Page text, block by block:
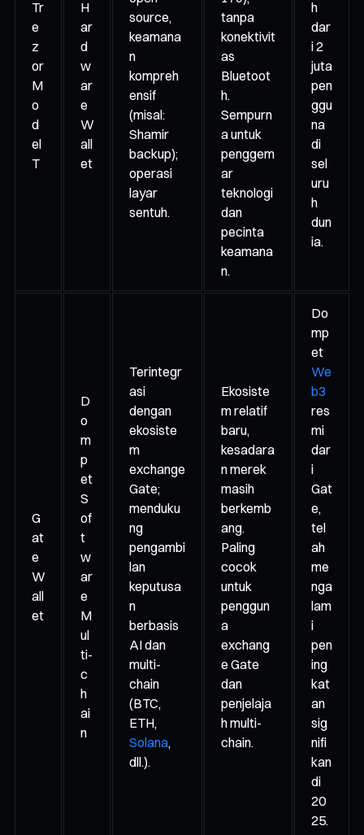
Tr
e
z
or
M
o
d
el
T
H
ar
d
w
ar
e
W
all
et
source,
keamana
n
kompreh
ensif
(misal:
Shamir
backup);
operasi
layar
sentuh.
tanpa
konektivit
as
Bluetoot
h.
Sempurn
a untuk
penggem
ar
teknologi
dan
pecinta
keamana
n.
h
dar
i 2
juta
pen
ggu
na
di
sel
uru
h
dun
ia.
G
at
e
W
all
et
D
o
m
p
et
S
of
t
w
ar
e
M
ul
ti-
c
h
ai
n
Terintegr
asi
dengan
ekosiste
m
exchange
Gate;
menduku
ng
pengambi
lan
keputusa
n
berbasis
AI dan
multi-
chain
(BTC,
ETH,
Solana,
dll.).
Ekosiste
m relatif
baru,
kesadara
n merek
masih
berkemb
ang.
Paling
cocok
untuk
penggun
a
exchang
e Gate
dan
penjelaja
h multi-
chain.
Do
mp
et
We
b3
res
mi
dar
i
Gat
e,
tel
ah
me
nga
lam
i
pen
ing
kat
an
sig
nifi
kan
di
20
25.